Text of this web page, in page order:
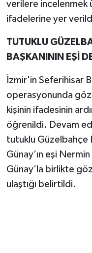
verilere incelenmek
ifadelerine yer
TUTUKLU
BAŞKANININ EŞİ
İzmir'in Seferihisar
operasyonunda
kişinin ifadesinin
öğrenildi. Devam
tutuklu Güzelbahçe
Günay’ın eşi
Günay’la birlikte
ulaştığı belirtildi.